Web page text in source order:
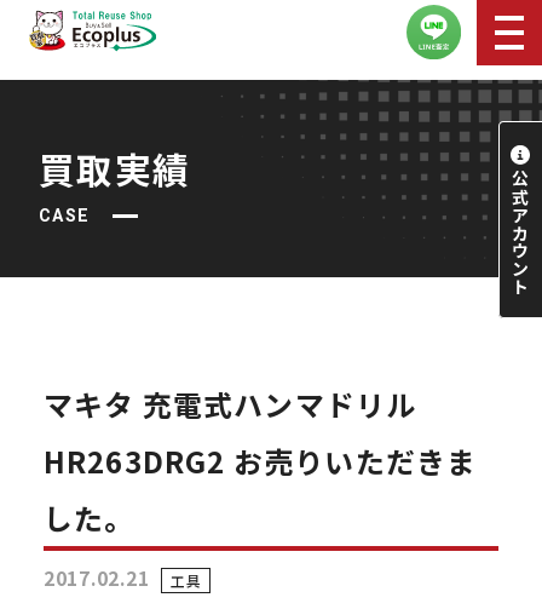
買取実績
CASE
マキタ 充電式ハンマドリル
HR263DRG2 お売りいただきま
した。
2017.02.21 工具